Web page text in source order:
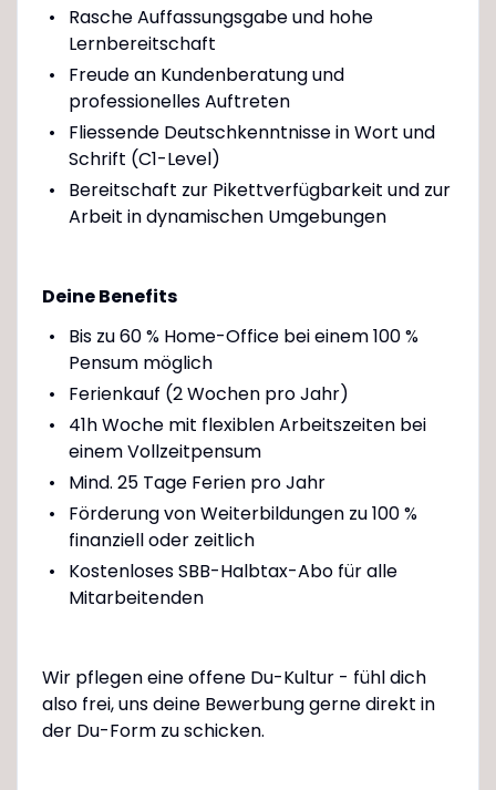
Rasche Auffassungsgabe und hohe
Lernbereitschaft
Freude an Kundenberatung und
professionelles Auftreten
Fliessende Deutschkenntnisse in Wort und
Schrift (C1-Level)
Bereitschaft zur Pikettverfügbarkeit und zur
Arbeit in dynamischen Umgebungen
Deine Benefits
Bis zu 60 % Home-Office bei einem 100 %
Pensum möglich
Ferienkauf (2 Wochen pro Jahr)
41h Woche mit flexiblen Arbeitszeiten bei
einem Vollzeitpensum
Mind. 25 Tage Ferien pro Jahr
Förderung von Weiterbildungen zu 100 %
finanziell oder zeitlich
Kostenloses SBB-Halbtax-Abo für alle
Mitarbeitenden
Wir pflegen eine offene Du-Kultur - fühl dich
also frei, uns deine Bewerbung gerne direkt in
der Du-Form zu schicken.